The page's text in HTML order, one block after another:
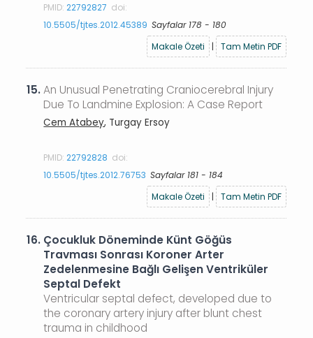
PMID:22792827 doi:
10.5505/tjtes.2012.45389 Sayfalar 178 - 180
Makale Özeti
| Tam Metin PDF
15.An Unusual Penetrating Craniocerebral Injury
Due To Landmine Explosion: A Case Report
Cem Atabey, Turgay Ersoy
PMID:22792828 doi:
10.5505/tjtes.2012.76753 Sayfalar 181 - 184
Makale Özeti
| Tam Metin PDF
16. Çocukluk Döneminde Künt Göğüs
Travması Sonrası Koroner Arter
Zedelenmesine Bağlı Gelişen Ventriküler
Septal Defekt
Ventricular septal defect, developed due to
the coronary artery injury after blunt chest
trauma in childhood